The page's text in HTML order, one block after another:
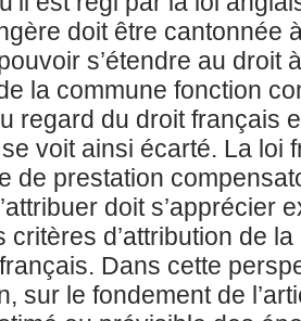
doit être cantonnée
s’étendre au droit
la commune fonction
regard du droit français
voit ainsi écarté. La loi
de prestation
doit s’apprécier
critères d’attribution de
Dans cette
sur le fondement de